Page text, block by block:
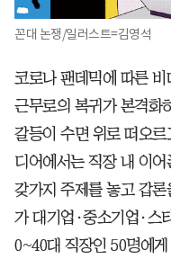
꼰대 논쟁/일러스트=김영석
코로나 팬데믹에 따른
근무로의 복귀가 본격화
갈등이 수면 위로 떠오
디어에서는 직장 내 이
갖가지 주제를 놓고 갑
가 대기업·중소기업·스
0~40대 직장인 50명에